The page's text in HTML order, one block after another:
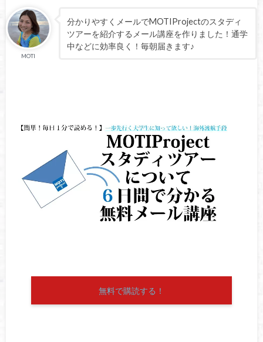
MOTI
分かりやすくメールでMOTIProjectのスタディ
ツアーを紹介するメール講座を作りました！通学
中などに効率良く！毎朝届きます♪
無料で購読する！